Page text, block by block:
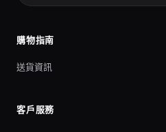
購物指南
送貨資訊
客戶服務